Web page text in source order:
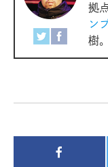
拠
ン
樹